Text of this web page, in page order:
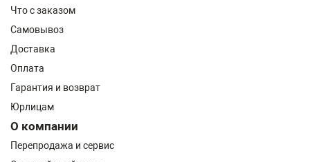
Что с заказом
Самовывоз
Доставка
Оплата
Гарантия и возврат
Юрлицам
О компании
Перепродажа и сервис